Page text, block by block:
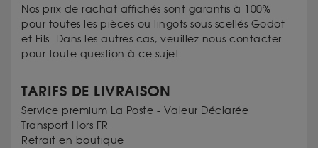
Nos prix de rachat affichés sont garantis à 100%
pour toutes les pièces ou lingots sous scellés Godot
et Fils. Dans les autres cas, veuillez nous contacter
pour toute question à ce sujet.
TARIFS DE LIVRAISON
Service premium La Poste - Valeur Déclarée
Transport Hors FR
Retrait en boutique